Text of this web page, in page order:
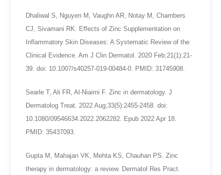
Dhaliwal S, Nguyen M, Vaughn AR, Notay M, Chambers
CJ, Sivamani RK. Effects of Zinc Supplementation on
Inflammatory Skin Diseases: A Systematic Review of the
Clinical Evidence. Am J Clin Dermatol. 2020 Feb;21(1):21-
39. doi: 10.1007/s40257-019-00484-0. PMID: 31745908.
Searle T, Ali FR, Al-Niaimi F. Zinc in dermatology. J
Dermatolog Treat. 2022 Aug;33(5):2455-2458. doi:
10.1080/09546634.2022.2062282. Epub 2022 Apr 18.
PMID: 35437093.
Gupta M, Mahajan VK, Mehta KS, Chauhan PS. Zinc
therapy in dermatology: a review. Dermatol Res Pract.